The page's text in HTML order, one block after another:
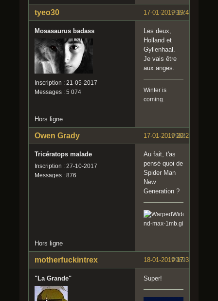
#967
17-01-2019 19:41:29
tyeo30
Mosasaurus badass
Inscription : 21-05-2017
Messages : 5 074
Les deux,
Holland et
Gyllenhaal.
Je vais être
aux anges.
Winter is
coming.
Hors ligne
#968
17-01-2019 20:26:44
Owen Grady
Tricératops malade
Inscription : 27-10-2017
Messages : 876
Au fait, t'as
pensé quoi de
Spider Man
New
Generation ?
Hors ligne
#969
18-01-2019 17:32:53
motherfuckintrex
"La Grande" Super!